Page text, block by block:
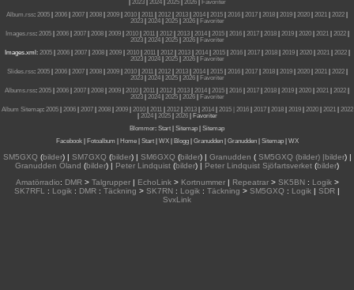
2023| 2024| 2025| 2026|
Favoriter
Album.rss: 2005 2006 2007 2008 2009 2010 2011 2012 2013 2014 2015 2016 2017 2018 2019 2020 2021 2022
2023| 2024| 2025| 2026|
Favoriter
Images.rss: 2005| 2006| 2007| 2008| 2009| 2010| 2011| 2012| 2013| 2014| 2015| 2016| 2017| 2018| 2019| 2020| 2021| 2022|
2023| 2024| 2025| 2026|
Favoriter
Images.xml: 2005| 2006| 2007| 2008| 2009| 2010| 2011| 2012| 2013| 2014| 2015| 2016| 2017| 2018| 2019| 2020| 2021| 2022|
2023| 2024| 2025| 2026|
Favoriter
Slides.rss: 2005| 2006| 2007| 2008| 2009| 2010| 2011| 2012| 2013| 2014| 2015| 2016| 2017| 2018| 2019| 2020| 2021| 2022|
2023| 2024| 2025| 2026|
Favoriter
Albums.rss: 2005 2006 2007 2008 2009 2010 2011 2012 2013 2014 2015 2016 2017 2018 2019 2020 2021 2022
2023| 2024| 2025| 2026|
Favoriter
Album Sitemap: 2005| 2006| 2007| 2008| 2009| 2010| 2011| 2012| 2013| 2014| 2015 | 2016| 2017| 2018| 2019| 2020| 2021| 2022
2024| 2025| 2026|
Favoriter
Blommor: Start Sitemap
Sitemap
Facebook| Fotoalbum Home| Start| WX| Blogg| Granudden| Granudden| Sitemap| WX
SM5GXQ(bilder) | SM7GXQ(bilder) | SM6GXQ(bilder) | Granudden (SM5GXQ (bilder) |bilder) |
Granudden Öland (bilder) | Peter Lindquist (bilder) | Peter Lindquist Sjöfartsverket (bilder)
Amatörradio: DMR> Talgrupper| EchoLink> Kortnummer| Repeatrar> SK5BN: Logik>
SK7RFL
: Logik : DMR : Täckning > SK7RN : Logik : Täckning > SM5GXQ : Logik | SDR |
SvxLink